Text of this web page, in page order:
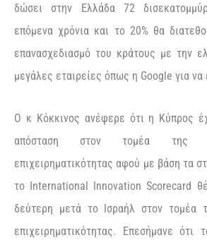
δώσει στην Ελλάδα 72
επόμενα χρόνια και το 20% θα
επανασχεδιασμό του κράτους με την
μεγάλες εταιρείες όπως η Google για να
Ο κ Κόκκινος ανέφερε ότι η Κύπρος
απόσταση στον τομέα της
επιχειρηματικότητας αφού με βάση τα
το International Innovation Scorecard
δεύτερη μετά το Ισραήλ στον τομέα
επιχειρηματικότητας. Επεσήμανε ότι